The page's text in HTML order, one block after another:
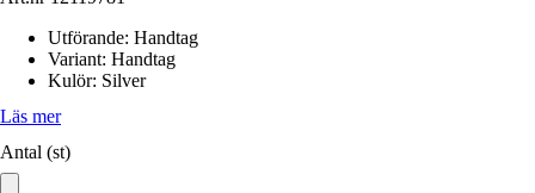
Utförande: Handtag
Variant: Handtag
Kulör: Silver
Läs mer
Antal (st)